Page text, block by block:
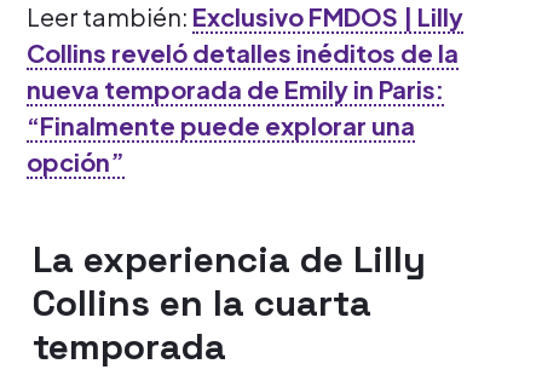
Leer también: Exclusivo FMDOS | Lilly
Collins reveló detalles inéditos de la
nueva temporada de Emily in Paris:
“Finalmente puede explorar una
opción”
La experiencia de Lilly
Collins en la cuarta
temporada